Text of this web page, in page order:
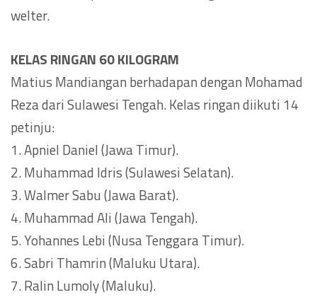
welter.
KELAS RINGAN 60 KILOGRAM
Matius Mandiangan berhadapan dengan Mohamad
Reza dari Sulawesi Tengah. Kelas ringan diikuti 14
petinju:
1. Apniel Daniel (Jawa Timur).
2. Muhammad Idris (Sulawesi Selatan).
3. Walmer Sabu (Jawa Barat).
4. Muhammad Ali (Jawa Tengah).
5. Yohannes Lebi (Nusa Tenggara Timur).
6. Sabri Thamrin (Maluku Utara).
7. Ralin Lumoly (Maluku).